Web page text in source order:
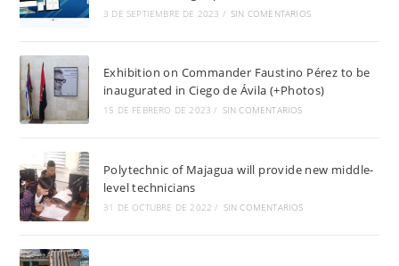
3 DE SEPTIEMBRE DE 2023 / SIN COMENTARIOS
Exhibition on Commander Faustino Pérez to be
inaugurated in Ciego de Ávila (+Photos)
15 DE FEBRERO DE 2023 / SIN COMENTARIOS
Polytechnic of Majagua will provide new middle-
level technicians
31 DE OCTUBRE DE 2022 / SIN COMENTARIOS